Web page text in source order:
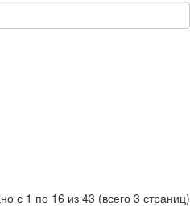
с 1 по 16 из 43 (всего 3 страниц)